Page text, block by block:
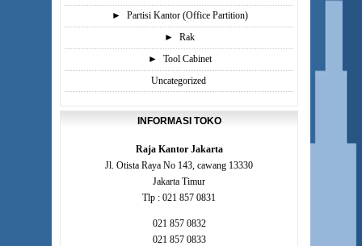
►
Partisi Kantor (Office Partition)
►
Rak
►
Tool Cabinet
Uncategorized
INFORMASI TOKO
Raja Kantor Jakarta
Jl. Otista Raya No 143, cawang 13330
Jakarta Timur
Tlp : 021 857 0831
021 857 0832
021 857 0833